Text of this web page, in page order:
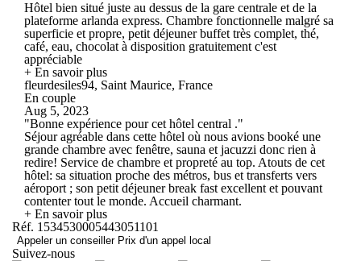
Hôtel bien situé juste au dessus de la gare centrale et de la
plateforme arlanda express. Chambre fonctionnelle malgré sa
superficie et propre, petit déjeuner buffet très complet, thé,
café, eau, chocolat à disposition gratuitement c'est
appréciable
+ En savoir plus
fleurdesiles94, Saint Maurice, France
En couple
Aug 5, 2023
"Bonne expérience pour cet hôtel central ."
Séjour agréable dans cette hôtel où nous avions booké une
grande chambre avec fenêtre, sauna et jacuzzi donc rien à
redire! Service de chambre et propreté au top. Atouts de cet
hôtel: sa situation proche des métros, bus et transferts vers
aéroport ; son petit déjeuner break fast excellent et pouvant
contenter tout le monde. Accueil charmant.
+ En savoir plus
Réf. 1534530005443051101
Appeler un conseiller Prix d'un appel local
Suivez-nous